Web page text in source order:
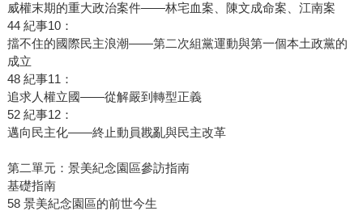
威權末期的重大政治案件——林宅血案、陳文成命案、江南案
44 紀事10：
擋不住的國際民主浪潮——第二次組黨運動與第一個本土政黨的
成立
48 紀事11：
追求人權立國——從解嚴到轉型正義
52 紀事12：
邁向民主化——終止動員戡亂與民主改革
第二單元：景美紀念園區參訪指南
基礎指南
58 景美紀念園區的前世今生